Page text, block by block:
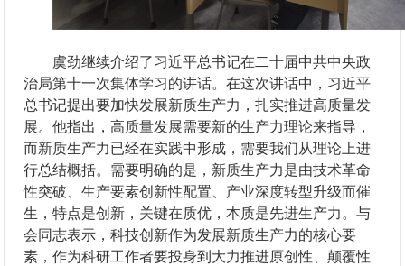
虞劲继续介绍了习近平总书记在二十届中共中央政
治局第十一次集体学习的讲话。在这次讲话中，习近平
总书记提出要加快发展新质生产力，扎实推进高质量发
展。他指出，高质量发展需要新的生产力理论来指导，
而新质生产力已经在实践中形成，需要我们从理论上进
行总结概括。需要明确的是，新质生产力是由技术革命
性突破、生产要素创新性配置、产业深度转型升级而催
生，特点是创新，关键在质优，本质是先进生产力。与
会同志表示，科技创新作为发展新质生产力的核心要
素，作为科研工作者要投身到大力推进原创性、颠覆性